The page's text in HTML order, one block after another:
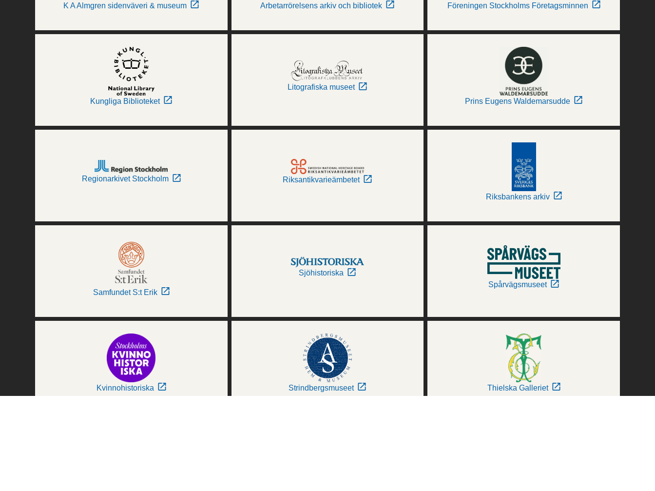
K A Almgren sidenväveri & museum Arbetarrörelsens arkiv och bibliotek Föreningen Stockholms Företagsminnen
Kungliga Biblioteket
Litografiska museet
Prins Eugens Waldemarsudde
Regionarkivet Stockholm Riksantikvarieämbetet
Riksbankens arkiv
Samfundet S:t Erik
Sjöhistoriska
Spårvägsmuseet
Kvinnohistoriska Strindbergsmuseet Thielska Galleriet